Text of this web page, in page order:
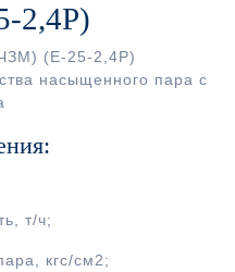
2,4Р)
(Е-25-2,4Р)
насыщенного пара с
т/ч;
кгс/см2;